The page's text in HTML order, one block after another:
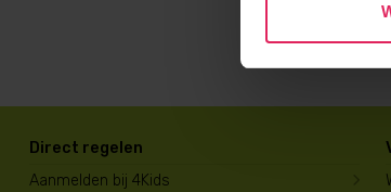
Direct regelen
Aanmelden bij 4Kids